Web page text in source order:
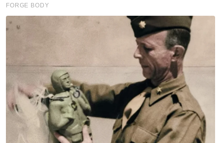
mengikut bidang kuasa yang diperuntukkan
mengikut prosedur ditetapkan.